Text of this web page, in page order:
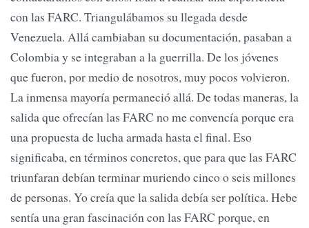
con las FARC. Triangulábamos su llegada desde
Venezuela. Allá cambiaban su documentación, pasaban a
Colombia y se integraban a la guerrilla. De los jóvenes
que fueron, por medio de nosotros, muy pocos volvieron.
La inmensa mayoría permaneció allá. De todas maneras, la
salida que ofrecían las FARC no me convencía porque era
una propuesta de lucha armada hasta el final. Eso
significaba, en términos concretos, que para que las FARC
triunfaran debían terminar muriendo cinco o seis millones
de personas. Yo creía que la salida debía ser política. Hebe
sentía una gran fascinación con las FARC porque, en